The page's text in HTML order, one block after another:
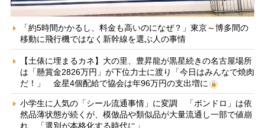
「約5時間かかるし、料金も高いのになぜ？」東京～博多間の
移動に飛行機ではなく新幹線を選ぶ人の事情
【土俵に埋まるカネ】大の里、豊昇龍が黒星続きの名古屋場所
は「懸賞金2826万円」が下位力士に渡り「今日はみんなで焼肉
だ！」 金星4個配給で協会は年96万円の支出増に
小学生に人気の「シール流通事情」に変調 「ボンドロ」は依
然品薄状態が続くが、模倣品や類似品が大量流通し一部で値崩
れ 「選別が本格化する時代に」